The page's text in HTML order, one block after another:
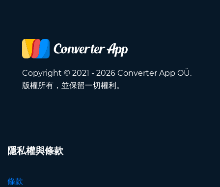
Copyright © 2021 - 2026 Converter App OÜ.
版權所有，並保留一切權利。
隱私權與條款
條款